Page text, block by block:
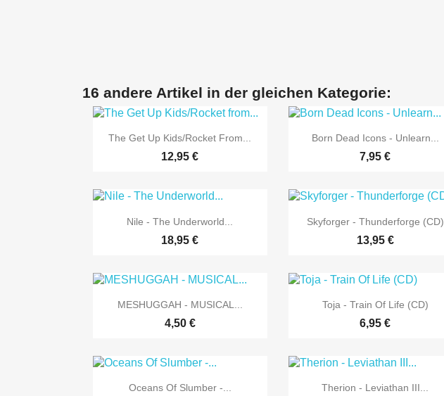
16 andere Artikel in der gleichen Kategorie:
 Vorschau
The Get Up Kids/Rocket From...
12,95 €
 Vorschau
Born Dead Icons - Unlearn...
7,95 €
 Vorschau
Nile - The Underworld...
18,95 €
 Vorschau
Skyforger - Thunderforge (CD)
13,95 €
 Vorschau
MESHUGGAH - MUSICAL...
4,50 €
 Vorschau
Toja - Train Of Life (CD)
6,95 €
 Vorschau
Oceans Of Slumber -...  Vorschau
Therion - Leviathan III...